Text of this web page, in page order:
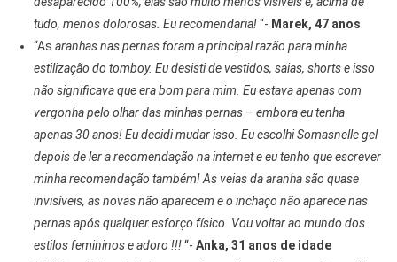
tudo, menos dolorosas. Eu recomendaria!“- Marek, 47 anos
“As aranhas nas pernas foram a principal razão para minha
estilização do tomboy. Eu desisti de vestidos, saias, shorts e isso
não significava que era bom para mim. Eu estava apenas com
vergonha pelo olhar das minhas pernas – embora eu tenha
apenas 30 anos! Eu decidi mudar isso. Eu escolhi Somasnelle gel
depois de ler a recomendação na internet e eu tenho que escrever
minha recomendação também! As veias da aranha são quase
invisíveis, as novas não aparecem e o inchaço não aparece nas
pernas após qualquer esforço físico. Vou voltar ao mundo dos
estilos femininos e adoro !!!“- Anka, 31 anos de idade